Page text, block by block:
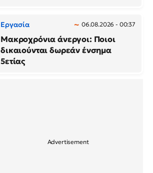
Εργασία 06.08.2026 - 00:37
Μακροχρόνια άνεργοι: Ποιοι
δικαιούνται δωρεάν ένσημα
5ετίας